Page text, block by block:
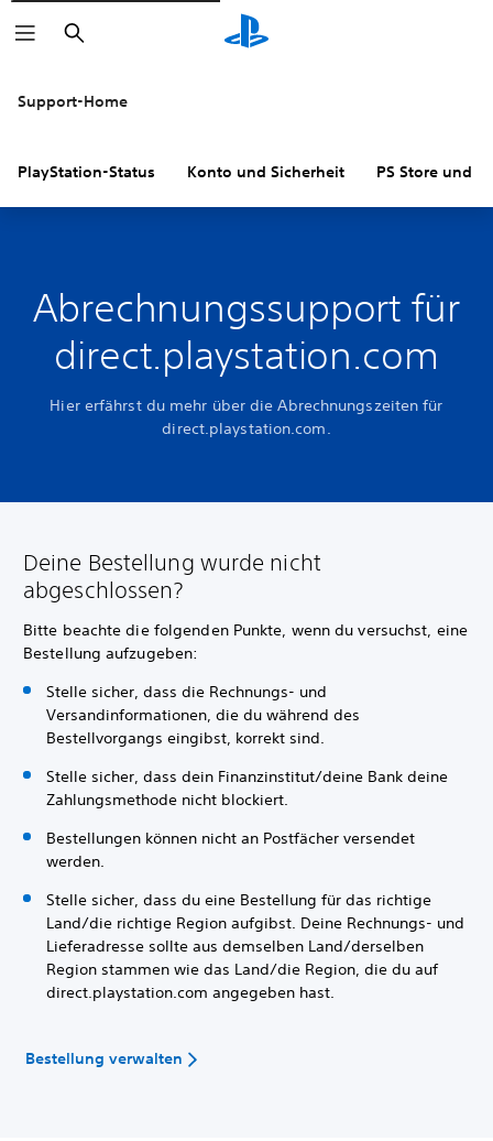
Suchen
Support-Home
PlayStation-Status Konto und Sicherheit PS Store und
Abrechnungssupport für
direct.playstation.com
Hier erfährst du mehr über die Abrechnungszeiten für
direct.playstation.com.
Deine Bestellung wurde nicht
abgeschlossen?
Bitte beachte die folgenden Punkte, wenn du versuchst, eine
Bestellung aufzugeben:
Stelle sicher, dass die Rechnungs- und
Versandinformationen, die du während des
Bestellvorgangs eingibst, korrekt sind.
Stelle sicher, dass dein Finanzinstitut/deine Bank deine
Zahlungsmethode nicht blockiert.
Bestellungen können nicht an Postfächer versendet
werden.
Stelle sicher, dass du eine Bestellung für das richtige
Land/die richtige Region aufgibst. Deine Rechnungs- und
Lieferadresse sollte aus demselben Land/derselben
Region stammen wie das Land/die Region, die du auf
direct.playstation.com angegeben hast.
Bestellung verwalten